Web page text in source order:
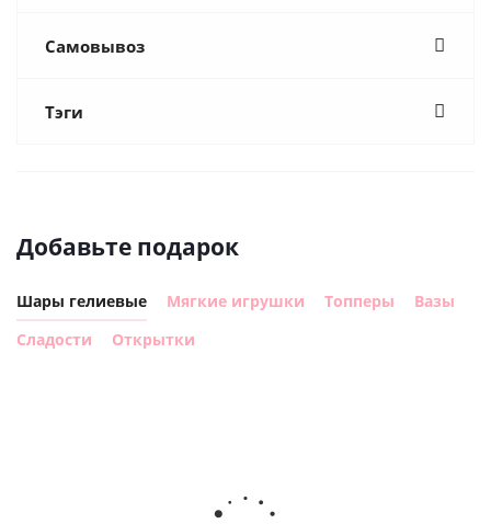
Самовывоз
Тэги
Добавьте подарок
Шары гелиевые Мягкие игрушки Топперы
Вазы
Сладости
Открытки